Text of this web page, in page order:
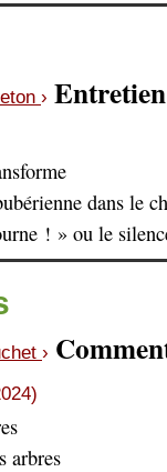
›
dans le
! » ou le
›
arbres